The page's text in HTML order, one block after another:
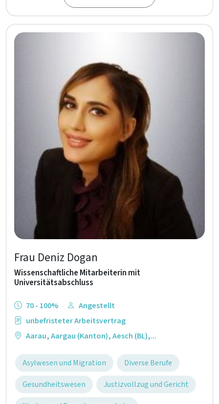
Frau Deniz Dogan
Wissenschaftliche Mitarbeiterin mit
Universitätsabschluss
70 - 100%
Angestellt
unbefristeter Arbeitsvertrag
Aarau,Aargau (Kanton),Aesch (BL),...
Asylwesen und Migration
Diverse Berufe
Gesundheitswesen
Justizvollzug und Gericht